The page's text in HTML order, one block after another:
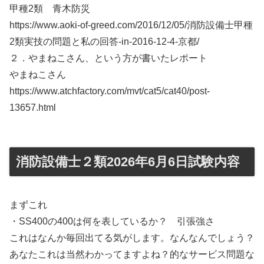
甲種2類 青木防災
https://www.aoki-of-greed.com/2016/12/05/消防設備士甲種
2類実技の問題と私の回答-in-2016-12-4-京都/
２．やまねこさん、という方が書いたレポート
やまねこさん
https://www.atchfactory.com/mvt/cat5/cat40/post-
13657.html
消防設備士２類2026年6月6日試験内容
まずこれ
・SS400の400は何を表しているか？ 引張強さ
これはなんか毎回出てる気がします。なんなんでしょう？
あなたこれは当然わかってますよね？的なサービス問題な